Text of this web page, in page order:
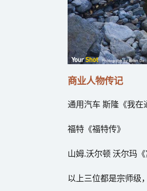
商业人物传记
通用汽车 斯隆《我在
福特《福特传》
山姆.沃尔顿 沃尔玛《
以上三位都是宗师级